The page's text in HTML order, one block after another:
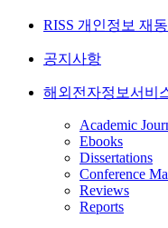
RISS 개인정보 재동
공지사항
해외전자정보서비
Academic
Ebooks
Dissertations
Conference
Reviews
Reports